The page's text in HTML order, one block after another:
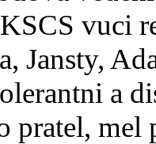
vuci
Jansty,
a
pratel, mel